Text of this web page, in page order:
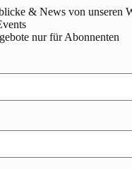
& News von unseren
nur für Abonnenten